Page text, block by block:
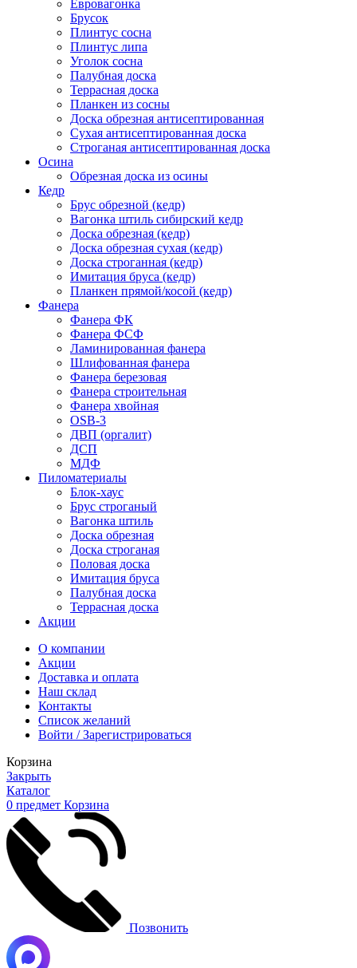
Евровагонка
Брусок
Плинтус сосна
Плинтус липа
Уголок сосна
Палубная доска
Террасная доска
Планкен из сосны
Доска обрезная антисептированная
Сухая антисептированная доска
Строганая антисептированная доска
Осина
Обрезная доска из осины
Кедр
Брус обрезной (кедр)
Вагонка штиль сибирский кедр
Доска обрезная (кедр)
Доска обрезная сухая (кедр)
Доска строганная (кедр)
Имитация бруса (кедр)
Планкен прямой/косой (кедр)
Фанера
Фанера ФК
Фанера ФСФ
Ламинированная фанера
Шлифованная фанера
Фанера березовая
Фанера строительная
Фанера хвойная
OSB-3
ДВП (оргалит)
ДСП
МДФ
Пиломатериалы
Блок-хаус
Брус строганый
Вагонка штиль
Доска обрезная
Доска строганая
Половая доска
Имитация бруса
Палубная доска
Террасная доска
Акции
О компании
Акции
Доставка и оплата
Наш склад
Контакты
Список желаний
Войти / Зарегистрироваться
Корзина
Закрыть
Каталог
0 предмет Корзина
Позвонить